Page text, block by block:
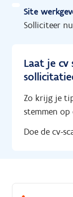
Site
Solliciteer nu
Laat je cv
Zo krijg je
stemmen op
Doe de cv-